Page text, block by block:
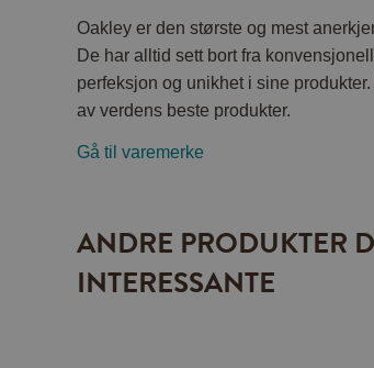
Oakley er den største og mest
De har alltid sett bort fra
perfeksjon og unikhet i sine
av verdens beste produkter.
Gå til varemerke
ANDRE PRODUKTER
INTERESSANTE